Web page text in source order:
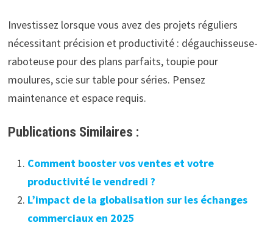
Investissez lorsque vous avez des projets réguliers
nécessitant précision et productivité : dégauchisseuse-
raboteuse pour des plans parfaits, toupie pour
moulures, scie sur table pour séries. Pensez
maintenance et espace requis.
Publications Similaires :
Comment booster vos ventes et votre
productivité le vendredi ?
L’impact de la globalisation sur les échanges
commerciaux en 2025